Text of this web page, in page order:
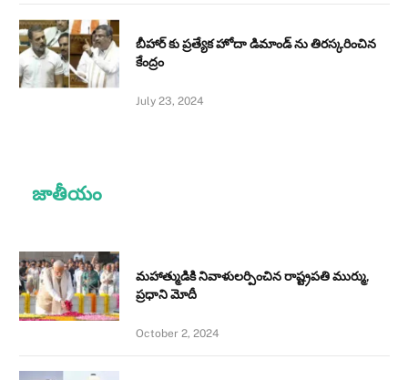
బీహార్ కు ప్రత్యేక హోదా డిమాండ్ ను తిరస్కరించిన
కేంద్రం
July 23, 2024
జాతీయం
మహాత్ముడికి నివాళులర్పించిన రాష్ట్రపతి ముర్ము,
ప్రధాని మోదీ
October 2, 2024